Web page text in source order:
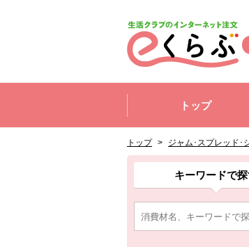
トップ
トップ > ジャム･スプレッド･
ここから消費材検索メニ
キーワードで
消費材検索メニューここ
ここから本文です。
ここから組合員向けメニ
組合員向けメニューここ
ここから本文です。